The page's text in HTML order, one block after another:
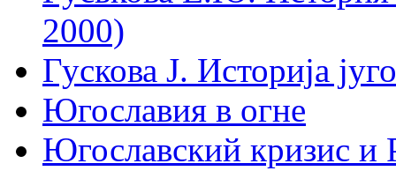
2000)
Гускова J. Историjа
Югославия в огне
Югославский кризис и